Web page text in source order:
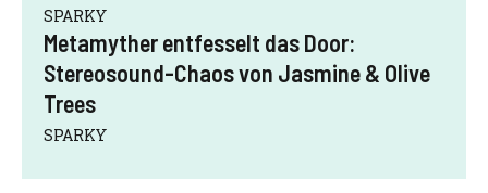
SPARKY
Metamyther entfesselt das Door:
Stereosound-Chaos von Jasmine & Olive
Trees
SPARKY